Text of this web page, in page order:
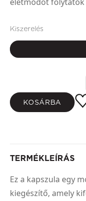
Kiszerelés
KOSÁRBA
TERMÉKLEÍRÁS
Ez a kapszula egy
kiegészítő, amely